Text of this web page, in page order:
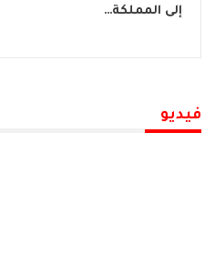
إلى المملكة…
فيديو